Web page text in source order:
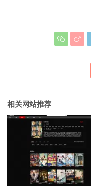
 
相关网站推荐